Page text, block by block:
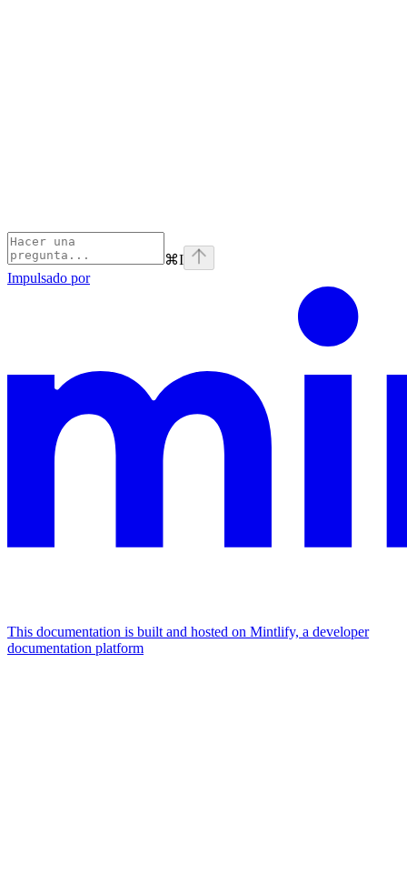
⌘I
Impulsado por
This documentation is built and hosted on Mintlify, a developer
documentation platform